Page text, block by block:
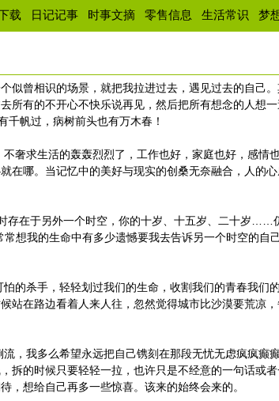
载 日记记事 时事文摘 零售信息 生活常识 梦
似曾相识的场景，就把我拉进过去，遇见过去的自己
所有的不开心不快乐说再见，然后把所有想念的人想
千帆过，病树前头也有万木春！
求生活的轰轰烈烈了，工作也好，家庭也好，感情
在哪。当记忆中的美好与现实的创桑无奈融合，人的
在于另外一个时空，你的十岁、十五岁、二十岁……
想我的生命中有多少遗憾要我去告诉另一个时空的自
杀手，轻轻划过我们的生命，收割我们的青春我们
站在路边看着人来人往，忽然觉得城市比沙漠要荒凉
我多么希望永远把自己镌刻在那段无忧无虑疯疯癫
拆的时候只要轻轻一拉，也许只是不经意的一句话或
，想给自己再多一些惊喜。该来的始终会来的。